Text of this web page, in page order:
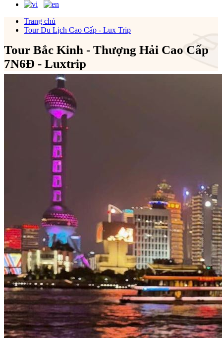
Trang chủ
Tour Du Lịch Cao Cấp - Lux Trip
Tour Bắc Kinh - Thượng Hải Cao Cấp
7N6Đ - Luxtrip